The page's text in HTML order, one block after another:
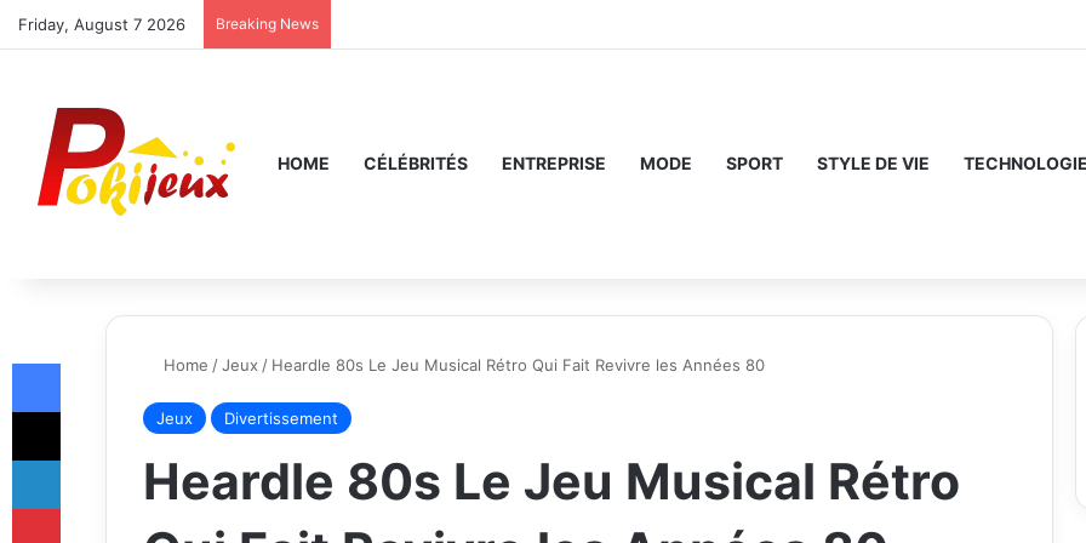
Friday, August 7 2026 Breaking News
HOME CÉLÉBRITÉS ENTREPRISE MODE SPORT STYLE DE VIE TECHNOLOGIE
Home /Jeux / Heardle 80s Le Jeu Musical Rétro Qui Fait Revivre les Années 80
Jeux Divertissement
Heardle 80s Le Jeu Musical Rétro
Facebook
X
LinkedIn
Pinterest